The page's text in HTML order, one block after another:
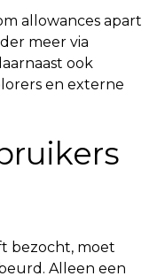
allowances apart
meer via
ook
en externe
bezocht, moet
Alleen een